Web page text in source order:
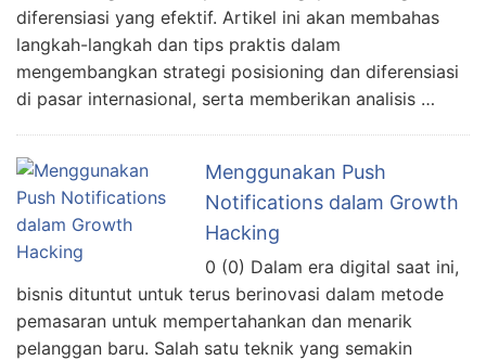
diferensiasi yang efektif. Artikel ini akan membahas
langkah-langkah dan tips praktis dalam
mengembangkan strategi posisioning dan diferensiasi
di pasar internasional, serta memberikan analisis …
Menggunakan Push
Notifications dalam Growth
Hacking
0 (0) Dalam era digital saat ini,
bisnis dituntut untuk terus berinovasi dalam metode
pemasaran untuk mempertahankan dan menarik
pelanggan baru. Salah satu teknik yang semakin